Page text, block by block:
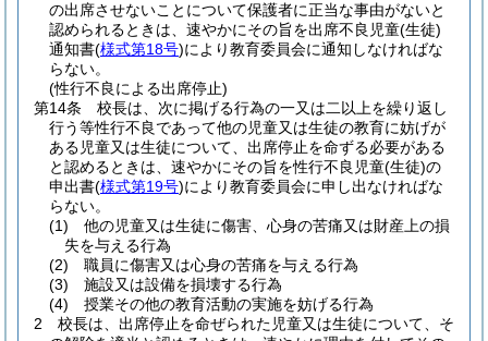
の出席させないことについて保護者に正当な事由がないと
認められるときは、速やかにその旨を出席不良児童(生徒)
通知書(様式第18号)により教育委員会に通知しなければな
らない。
(性行不良による出席停止)
第14条
校長は、次に掲げる行為の一又は二以上を繰り返し
行う等性行不良であって他の児童又は生徒の教育に妨げが
ある児童又は生徒について、出席停止を命ずる必要がある
と認めるときは、速やかにその旨を性行不良児童(生徒)の
申出書(様式第19号)により教育委員会に申し出なければな
らない。
(1)
他の児童又は生徒に傷害、心身の苦痛又は財産上の損
失を与える行為
(2)
職員に傷害又は心身の苦痛を与える行為
(3)
施設又は設備を損壊する行為
(4)
授業その他の教育活動の実施を妨げる行為
2
校長は、出席停止を命ぜられた児童又は生徒について、そ